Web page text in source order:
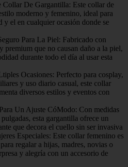
De Gargantilla: Este collar de
moderno y femenino, ideal para
y el en cualquier ocasión donde se
Para La Piel: Fabricado con
premium que no causan daño a la piel,
durante todo el día al usar esta
Ocasiones: Perfecto para cosplay,
y uso diario casual, este collar
diversos estilos y eventos con
Un Ajuste CóModo: Con medidas
esta gargantilla ofrece un
que decora el cuello sin ser invasiva
Especiales: Este collar femenino es
regalar a hijas, madres, novias o
y alegría con un accesorio de